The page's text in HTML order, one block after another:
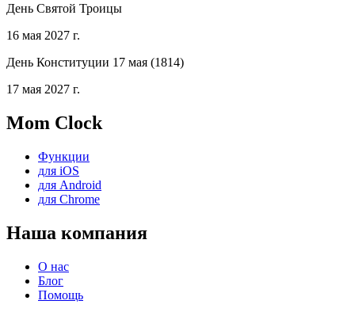
День Святой Троицы
16 мая 2027 г.
День Конституции 17 мая (1814)
17 мая 2027 г.
Mom Clock
Функции
для iOS
для Android
для Chrome
Наша компания
О нас
Блог
Помощь